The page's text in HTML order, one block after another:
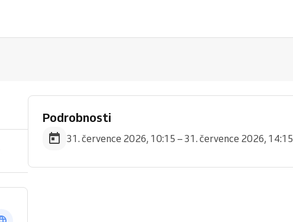
Podrobnosti
31. července 2026, 10:15 – 31. července 2026, 14:15